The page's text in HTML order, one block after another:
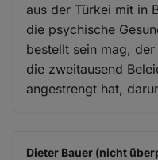
aus der Türkei mit in
die psychische
bestellt sein mag,
die zweitausend
angestrengt hat,
Dieter Bauer (nicht